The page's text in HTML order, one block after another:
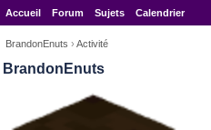
Accueil Forum Sujets Calendrier
BrandonEnuts › Activité
BrandonEnuts